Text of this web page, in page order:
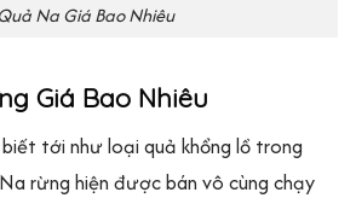
Na Giá Bao Nhiêu
Giá Bao Nhiêu
tới như loại quả khổng lồ trong
rừng hiện được bán vô cùng chạy